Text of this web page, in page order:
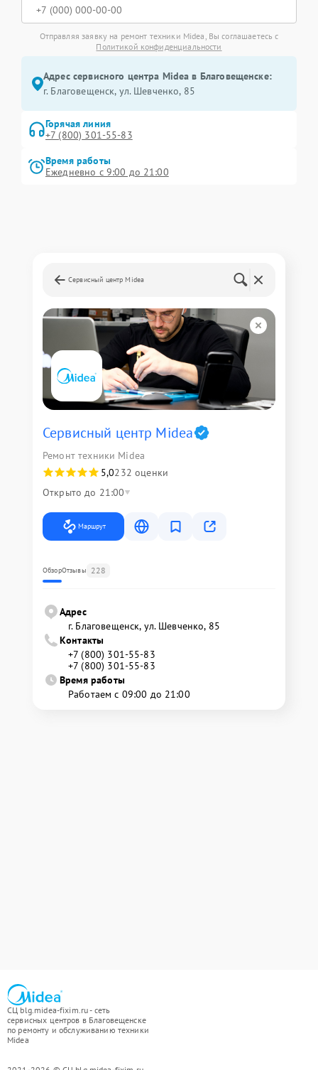
Отправляя заявку на ремонт техники Midea, Вы соглашаетесь с
Политикой конфиденциальности
Адрес сервисного центра Midea в Благовещенске:
г. Благовещенск, ул. Шевченко, 85
Горячая линия
+7 (800) 301-55-83
Время работы
Ежедневно с 9:00 до 21:00
Сервисный центр Midea
Сервисный центр Midea
Ремонт техники Midea
5,0232 оценки
Открыто до 21:00
Маршрут
ОбзорОтзывы 228
Адрес
г. Благовещенск, ул. Шевченко, 85
Контакты
+7 (800) 301-55-83
+7 (800) 301-55-83
Время работы
Работаем с 09:00 до 21:00
СЦ blg.midea-fixim.ru - сеть
сервисных центров в Благовещенске
по ремонту и обслуживанию техники
Midea